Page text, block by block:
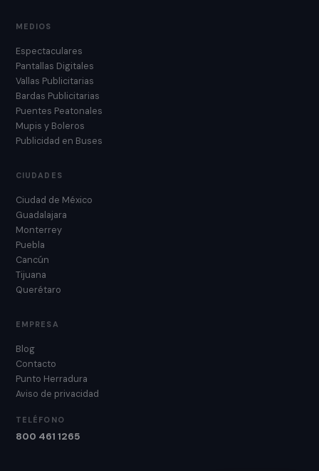
MEDIOS
Espectaculares
Pantallas Digitales
Vallas Publicitarias
Bardas Publicitarias
Puentes Peatonales
Mupis y Boleros
Publicidad en Buses
CIUDADES
Ciudad de México
Guadalajara
Monterrey
Puebla
Cancún
Tijuana
Querétaro
EMPRESA
Blog
Contacto
Punto Herradura
Aviso de privacidad
TELÉFONO
800 461 1265